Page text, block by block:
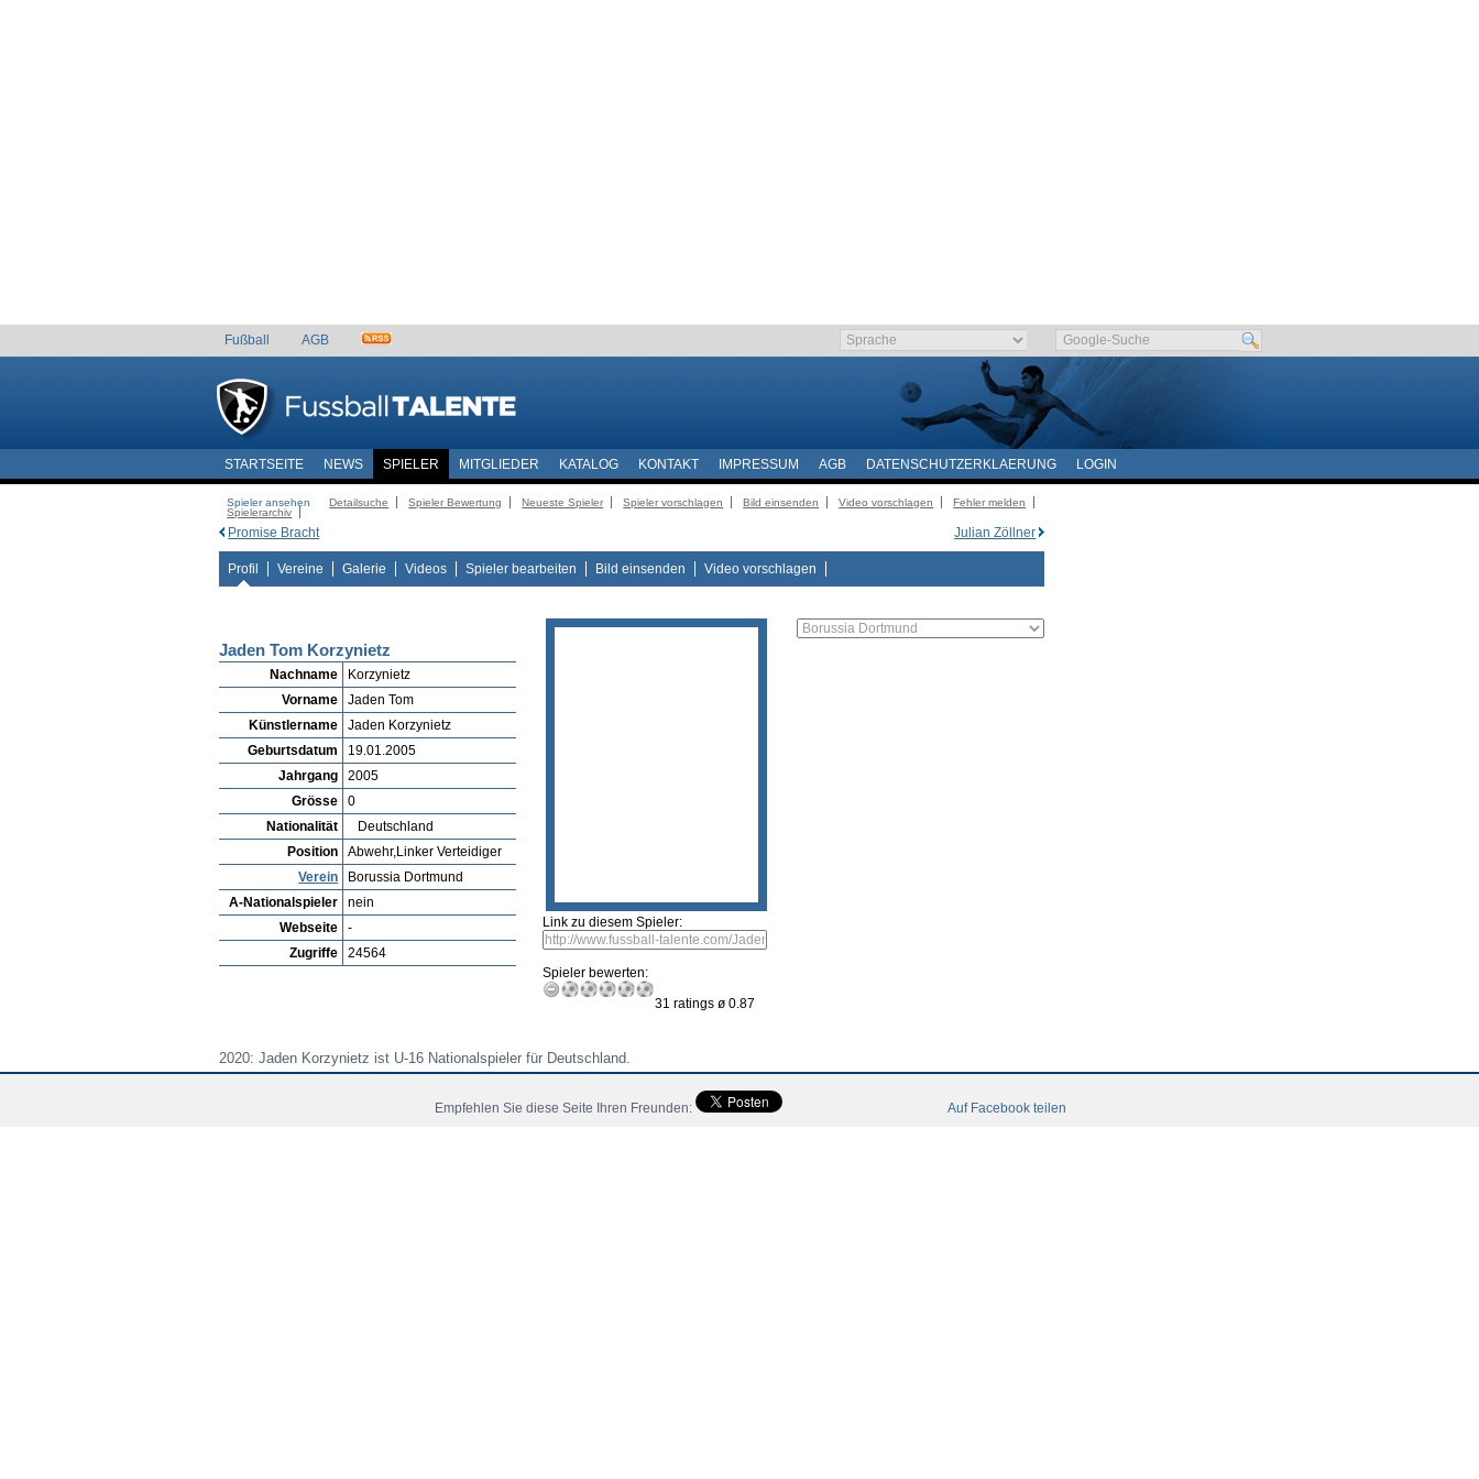
Fußball AGB
STARTSEITE NEWS SPIELER MITGLIEDER KATALOG KONTAKT IMPRESSUM AGB DATENSCHUTZERKLAERUNG LOGIN
Spieler ansehen Detailsuche Spieler Bewertung Neueste Spieler Spieler vorschlagen Bild einsenden Video vorschlagen
Fehler melden
Spielerarchiv
Julian Zöllner
Promise Bracht
Profil Vereine Galerie Videos Spieler bearbeiten Bild einsenden Video vorschlagen
Jaden Tom Korzynietz
Nachname
Korzynietz
Vorname
Jaden Tom
Künstlername
Jaden Korzynietz
Geburtsdatum
19.01.2005
Jahrgang
2005
Grösse
0
Nationalität
Deutschland
Position
Abwehr,Linker Verteidiger
Verein
Borussia Dortmund
A-Nationalspieler
nein
Webseite
-
Zugriffe
24564
Link zu diesem Spieler:
Spieler bewerten:
31 ratings ø 0.87
2020: Jaden Korzynietz ist U-16 Nationalspieler für Deutschland.
Empfehlen Sie diese Seite Ihren Freunden: Auf Facebook teilen